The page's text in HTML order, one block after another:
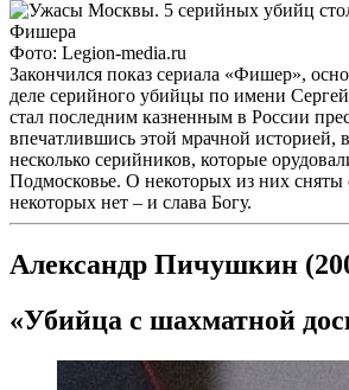
Фото: Legion-media.ru
Закончился показ сериала «Фишер»,
деле серийного убийцы по имени
стал последним казненным в России
впечатлившись этой мрачной историей,
несколько серийников, которые
Подмосковье. О некоторых из них
некоторых нет – и слава Богу.
Александр Пичушкин
«Убийца с шахматной